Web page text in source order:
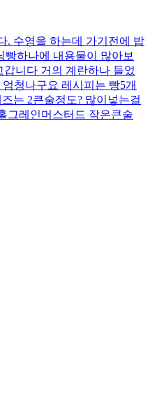
. 수영을 하는데 가기전에 밥
빵하나에 내용물이 많아보
니다 거의 계란하나 들었
청나구요 레시피는 빵5개
는 2큰술정도? 많이넣는걸
그레인머스터드 작은큰술